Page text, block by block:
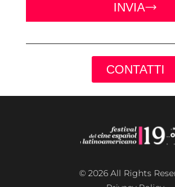
INVIA
CONTATTI
© 2026 All Rights